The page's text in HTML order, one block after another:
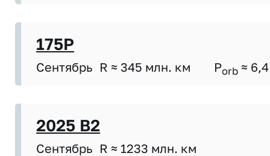
175P
Сентябрь R ≈ 345 млн. км Porb ≈ 6,4
2025 B2
Сентябрь R ≈ 1233 млн. км